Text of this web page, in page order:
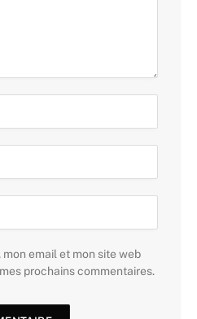
email et mon site web
prochains commentaires.